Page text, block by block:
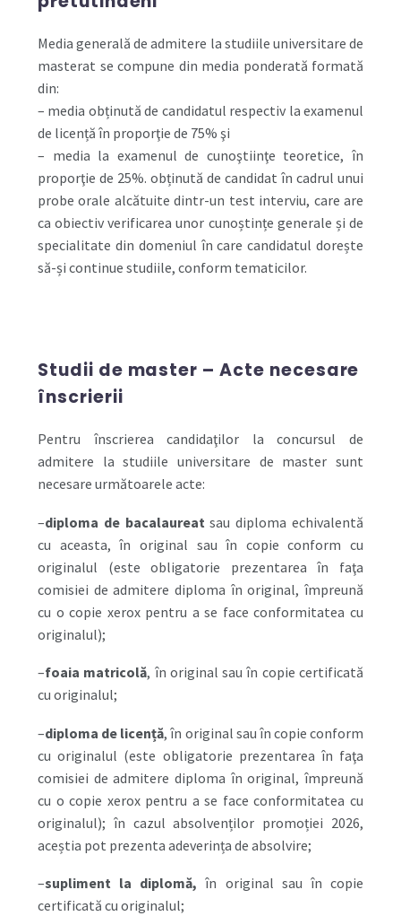
Media generală de admitere la studiile universitare de
masterat se compune din media ponderată formată
din:
– media obținută de candidatul respectiv la examenul
de licență în proporţie de 75% şi
– media la examenul de cunoştiinţe teoretice, în
proporţie de 25%. obținută de candidat în cadrul unui
probe orale alcătuite dintr-un test interviu, care are
ca obiectiv verificarea unor cunoștințe generale și de
specialitate din domeniul în care candidatul dorește
să-și continue studiile, conform tematicilor.
Studii de master – Acte necesare
înscrierii
Pentru înscrierea candidaţilor la concursul de
admitere la studiile universitare de master sunt
necesare următoarele acte:
–diploma de bacalaureat sau diploma echivalentă
cu aceasta, în original sau în copie conform cu
originalul (este obligatorie prezentarea în faţa
comisiei de admitere diploma în original, împreună
cu o copie xerox pentru a se face conformitatea cu
originalul);
–foaia matricolă, în original sau în copie certificată
cu originalul;
–diploma de licență, în original sau în copie conform
cu originalul (este obligatorie prezentarea în faţa
comisiei de admitere diploma în original, împreună
cu o copie xerox pentru a se face conformitatea cu
originalul); în cazul absolvenților promoției 2026,
aceștia pot prezenta adeverința de absolvire;
–supliment la diplomă, în original sau în copie
certificată cu originalul;